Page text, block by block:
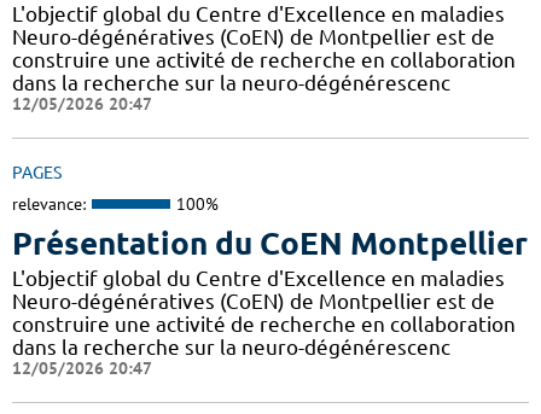
L'objectif global du Centre d'Excellence en maladies
Neuro-dégénératives (CoEN) de Montpellier est de
construire une activité de recherche en collaboration
dans la recherche sur la neuro-dégénérescenc
12/05/2026 20:47
PAGES
relevance: 100%
Présentation du CoEN Montpellier
L'objectif global du Centre d'Excellence en maladies
Neuro-dégénératives (CoEN) de Montpellier est de
construire une activité de recherche en collaboration
dans la recherche sur la neuro-dégénérescenc
12/05/2026 20:47